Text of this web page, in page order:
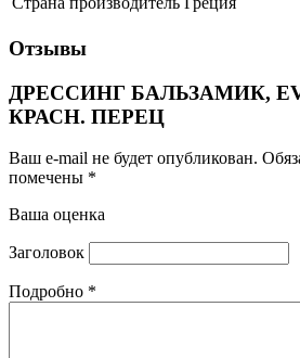
Отзывы
ДРЕССИНГ БАЛЬЗАМИК,
КРАСН. ПЕРЕЦ
Ваш e-mail не будет опубликован.
помечены *
Ваша оценка
Заголовок
Подробно *